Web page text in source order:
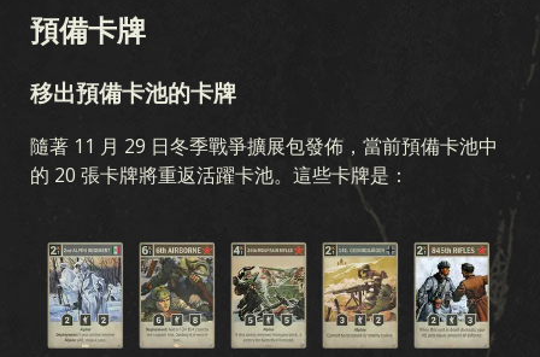
預備卡牌
移出預備卡池的卡牌
隨著 11 月 29 日冬季戰爭擴展包發佈，當前預備卡池中
的 20 張卡牌將重返活躍卡池。這些卡牌是：